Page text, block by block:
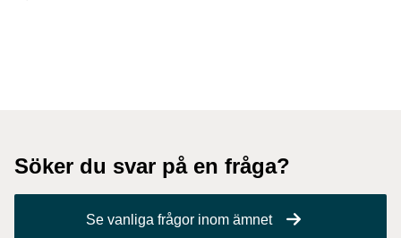
Söker du svar på en fråga?
Se vanliga frågor inom ämnet